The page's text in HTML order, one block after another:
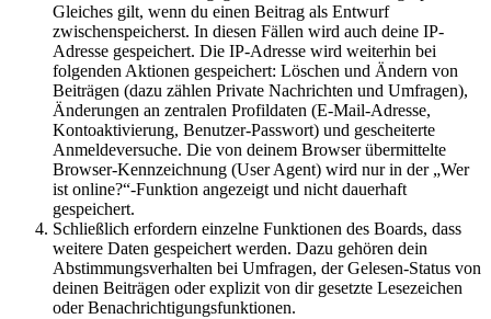
Gleiches gilt, wenn du einen Beitrag als Entwurf
zwischenspeicherst. In diesen Fällen wird auch deine IP-
Adresse gespeichert. Die IP-Adresse wird weiterhin bei
folgenden Aktionen gespeichert: Löschen und Ändern von
Beiträgen (dazu zählen Private Nachrichten und Umfragen),
Änderungen an zentralen Profildaten (E-Mail-Adresse,
Kontoaktivierung, Benutzer-Passwort) und gescheiterte
Anmeldeversuche. Die von deinem Browser übermittelte
Browser-Kennzeichnung (User Agent) wird nur in der „Wer
ist online?“-Funktion angezeigt und nicht dauerhaft
gespeichert.
Schließlich erfordern einzelne Funktionen des Boards, dass
weitere Daten gespeichert werden. Dazu gehören dein
Abstimmungsverhalten bei Umfragen, der Gelesen-Status von
deinen Beiträgen oder explizit von dir gesetzte Lesezeichen
oder Benachrichtigungsfunktionen.